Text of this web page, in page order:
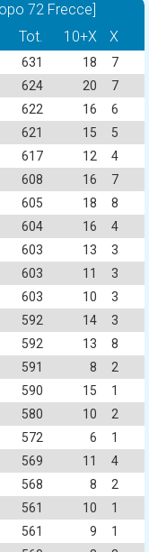
72 Frecce]
Tot. 10+X X
631 18
7
624 20
7
622 16
6
621 15
5
617 12
4
608 16
7
605 18
8
604 16
4
603 13
3
603 11
3
603 10
3
592 14
3
592 13
8
591 8
2
590 15
1
580 10
2
572 6
1
569 11
4
568 8
2
561 10
1
561 9
1